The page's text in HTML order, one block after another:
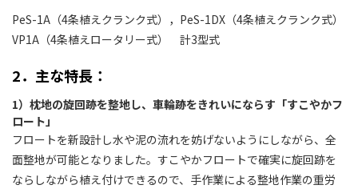
PeS-1A（4条植えクランク式），PeS-1DX（4条植えクランク式）
VP1A（4条植えロータリー式） 計3型式
2．主な特長：
1）枕地の旋回跡を整地し、車輪跡をきれいにならす「すこやかフ
ロート」
フロートを新設計し水や泥の流れを妨げないようにしながら、全
面整地が可能となりました。すこやかフロートで確実に旋回跡を
ならしながら植え付けできるので、手作業による整地作業の重労